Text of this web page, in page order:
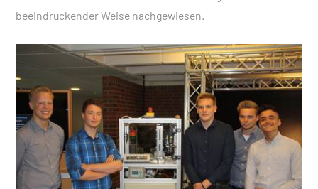
beeindruckender Weise nachgewiesen.